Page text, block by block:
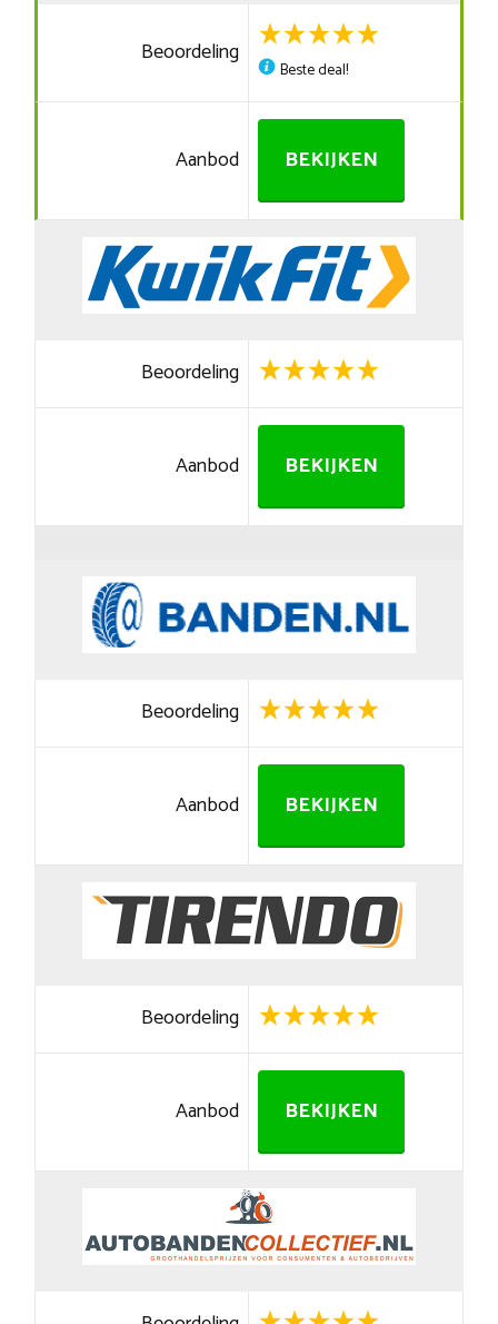
Beoordeling
Beste deal!
Aanbod BEKIJKEN
Beoordeling
Aanbod BEKIJKEN
Beoordeling
Aanbod BEKIJKEN
Beoordeling
Aanbod BEKIJKEN